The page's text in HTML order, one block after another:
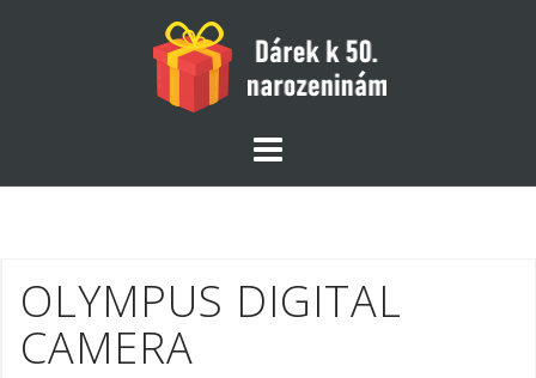
OLYMPUS DIGITAL
CAMERA